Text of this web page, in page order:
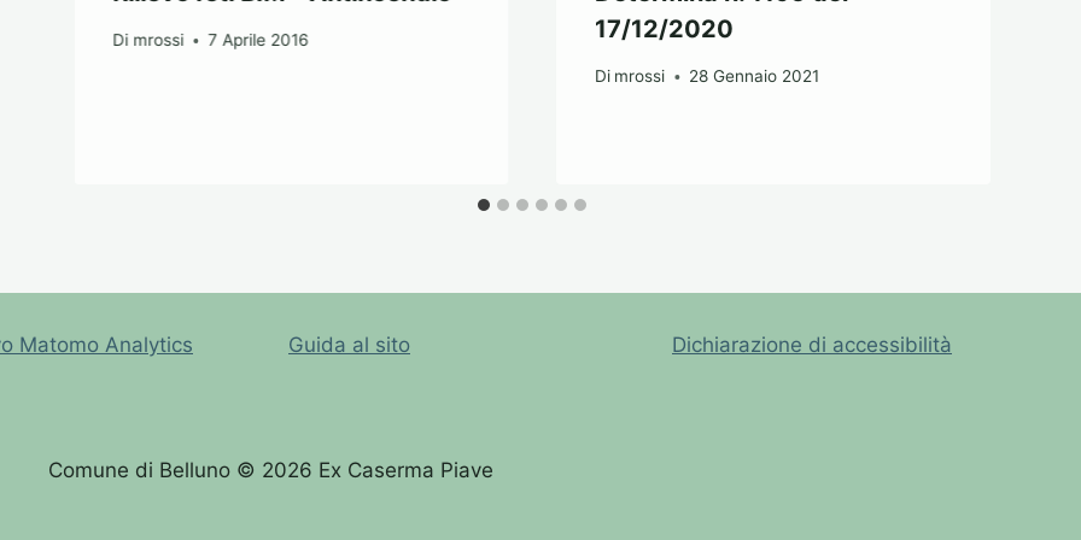
Di mrossi 7 Aprile 2016
17/12/2020
Di mrossi 28 Gennaio 2021
Matomo Analytics Guida al sito Dichiarazione di accessibilità
Comune di Belluno © 2026 Ex Caserma Piave